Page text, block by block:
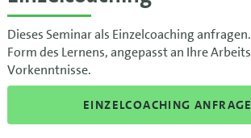
Dieses Seminar als Einzelcoaching
Form des Lernens, angepasst an Ihre
Vorkenntnisse.
EINZELCOACHING